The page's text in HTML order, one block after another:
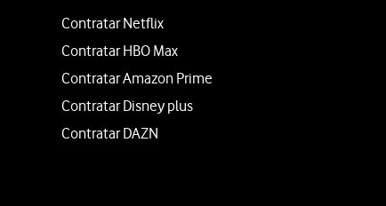
Contratar Netflix
Contratar HBO Max
Contratar Amazon Prime
Contratar Disney plus
Contratar DAZN